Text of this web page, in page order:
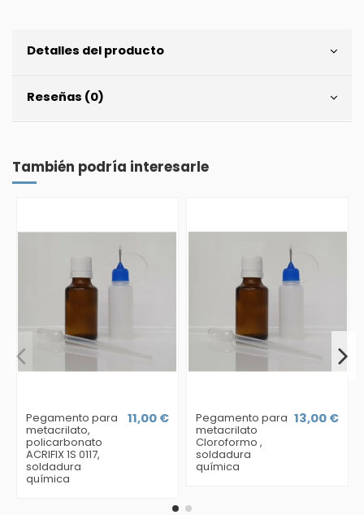
Detalles del producto
Reseñas (0)
También podría interesarle
Pegamento para
metacrilato,
policarbonato
ACRIFIX 1S 0117,
soldadura
química
11,00 € Pegamento para
metacrilato
Cloroformo ,
soldadura
química
13,00 €